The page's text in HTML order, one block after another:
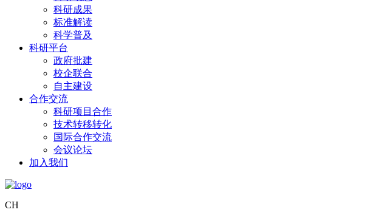
科研成果
标准解读
科学普及
科研平台
政府批建
校企联合
自主建设
合作交流
科研项目合作
技术转移转化
国际合作交流
会议论坛
加入我们
CH